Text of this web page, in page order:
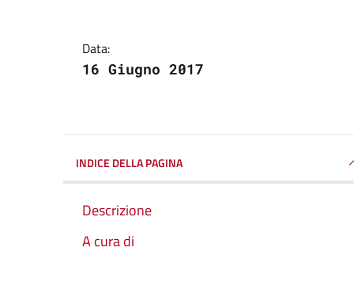
Data:
16 Giugno 2017
INDICE DELLA PAGINA
Descrizione
A cura di